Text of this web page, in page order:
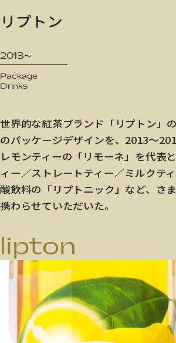
リプトン
2013〜
Package
Drinks
世界的な紅茶ブランド「リプトン」
のパッケージデザインを、2013〜
レモンティーの「リモーネ」を代表
ィー／ストレートティー／ミルクテ
酸飲料の「リプトニック」など、さ
携わらせていただいた。
lipton